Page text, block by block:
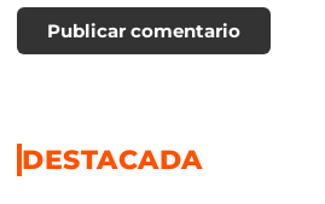
Publicar comentario
DESTACADA